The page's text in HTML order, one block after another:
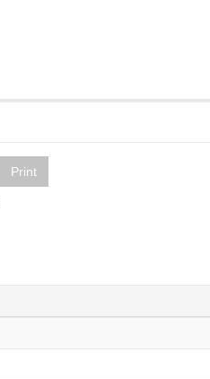
Print